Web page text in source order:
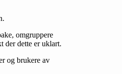
omgruppere
der dette er uklart.
og brukere av